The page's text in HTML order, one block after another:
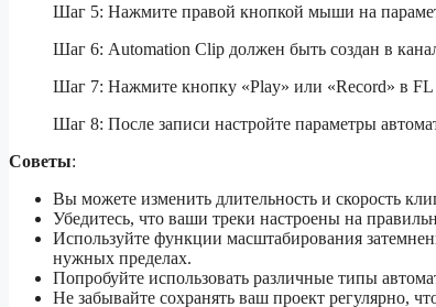
Шаг 5: Нажмите правой кнопкой мыши на
Шаг 6: Automation Clip должен быть создан в
Шаг 7: Нажмите кнопку «Play» или «Record» в FL
Шаг 8: После записи настройте параметры
Советы:
Вы можете изменить длительность и скорость
Убедитесь, что ваши треки настроены на
Используйте функции масштабирования
нужных пределах.
Попробуйте использовать различные типы
Не забывайте сохранять ваш проект регулярно,